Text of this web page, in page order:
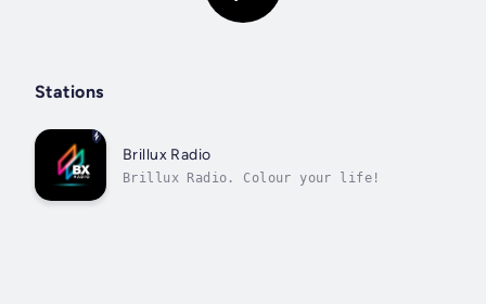
Stations
Brillux Radio
Brillux Radio. Colour your life!